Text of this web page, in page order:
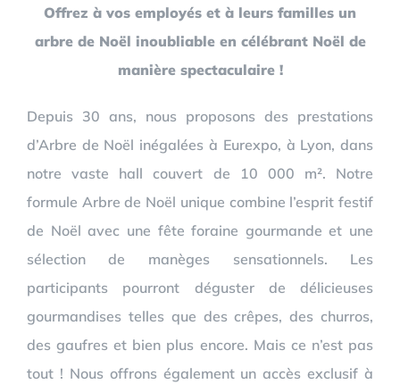
Offrez à vos employés et à leurs familles un
arbre de Noël inoubliable en célébrant Noël de
manière spectaculaire !
Depuis 30 ans, nous proposons des prestations
d’Arbre de Noël inégalées à Eurexpo, à Lyon, dans
notre vaste hall couvert de 10 000 m². Notre
formule Arbre de Noël unique combine l’esprit festif
de Noël avec une fête foraine gourmande et une
sélection de manèges sensationnels. Les
participants pourront déguster de délicieuses
gourmandises telles que des crêpes, des churros,
des gaufres et bien plus encore. Mais ce n’est pas
tout ! Nous offrons également un accès exclusif à